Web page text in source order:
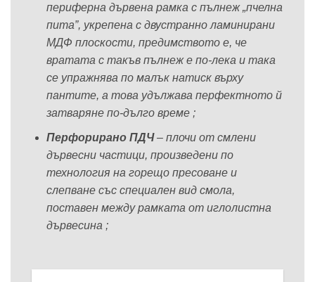
периферна дървена рамка с пълнеж „пчелна
пита”, укрепена с двустраннo ламинирани
МДФ плоскости, предимството е, че
вратата с такъв пълнеж е по-лека и така
се упражнява по малък натиск върху
пантите, а това удължава перфектното й
затваряне по-дълго време ;
Перфорирано ПДЧ– плочи от смлени
дървесни частици, произведени по
технология на горещо пресоване и
слепване със специален вид смола,
поставен между рамката от иглолистна
дървесина ;